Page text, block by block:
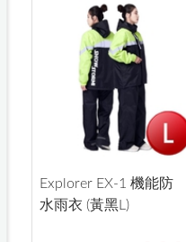
Explorer EX-1 機能防
水雨衣 (黃黑L)